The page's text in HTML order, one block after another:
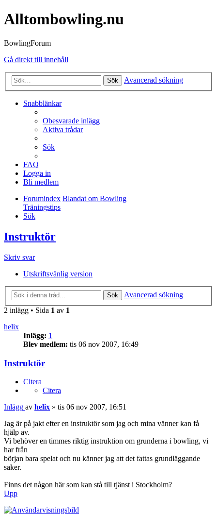
Alltombowling.nu
BowlingForum
Gå direkt till innehåll
Sök Avancerad sökning
Snabblänkar
Obesvarade inlägg
Aktiva trådar
Sök
FAQ
Logga in
Bli medlem
Forumindex Blandat om Bowling
Träningstips
Sök
Instruktör
Skriv svar
Utskriftsvänlig version
Sök
Avancerad sökning
2 inlägg • Sida 1 av 1
helix
Inlägg: 1
Blev medlem: tis 06 nov 2007, 16:49
Instruktör
Citera
Citera
Inlägg av helix » tis 06 nov 2007, 16:51
Jag är på jakt efter en instruktör som jag och mina vänner kan få
hjälp av.
Vi behöver en timmes riktig instruktion om grunderna i bowling, vi
har från
början bara spelat och nu känner jag att det fattas grundläggande
saker.
Finns det någon här som kan stå till tjänst i Stockholm?
Upp